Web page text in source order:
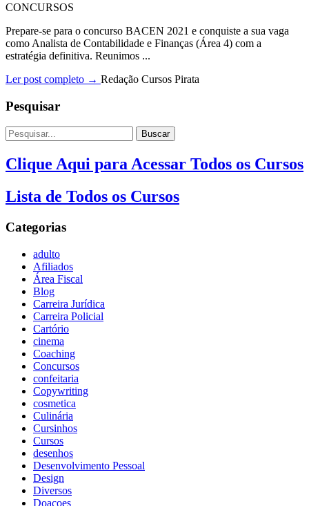
CONCURSOS
Prepare-se para o concurso BACEN 2021 e conquiste a sua vaga
como Analista de Contabilidade e Finanças (Área 4) com a
estratégia definitiva. Reunimos ...
Ler post completo → Redação Cursos Pirata
Pesquisar
Buscar
Clique Aqui para Acessar Todos os Cursos
Lista de Todos os Cursos
Categorias
adulto
Afiliados
Área Fiscal
Blog
Carreira Jurídica
Carreira Policial
Cartório
cinema
Coaching
Concursos
confeitaria
Copywriting
cosmetica
Culinária
Cursinhos
Cursos
desenhos
Desenvolvimento Pessoal
Design
Diversos
Doaçoes